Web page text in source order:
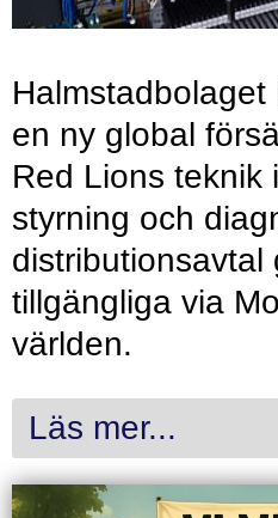
en ny global
Red Lions teknik
styrning och
distributionsavtal
tillgängliga via
världen.
Läs mer...